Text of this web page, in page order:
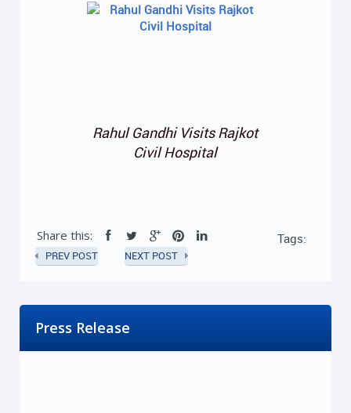
Rahul Gandhi Visits Rajkot
Civil Hospital
Share this: Tags:
PREV POST NEXT POST
Press Release